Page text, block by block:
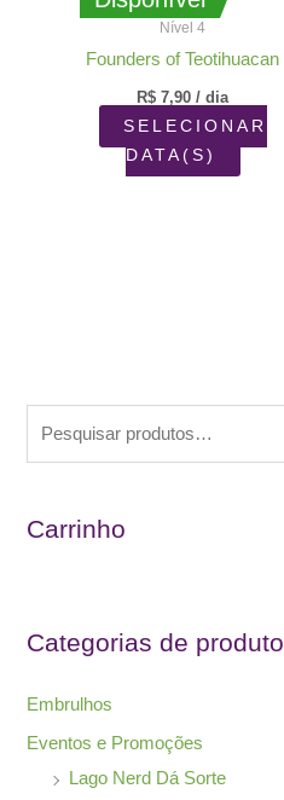
Nível 4
Founders of Teotihuacan
R$ 7,90 / dia
SELECIONAR
DATA(S)
q
s
r
p
Carrinho
Categorias de produto
Embrulhos
Eventos e Promoções
Lago Nerd Dá Sorte